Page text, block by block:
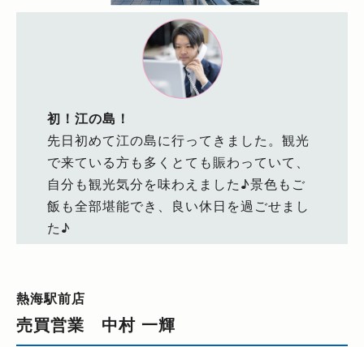
初！江の島！
先日初めて江の島に行ってきました。観光
で来ている方も多くとても賑わっていて、
自分も観光気分を味わえました♪景色もご
飯も全部堪能でき、良い休日を過ごせまし
た♪
熱海駅前店
売買営業 中村 一輝